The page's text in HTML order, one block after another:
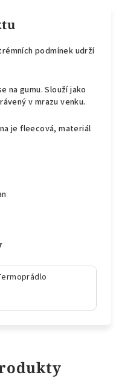
podmínek udrží
na gumu. Slouží jako
v mrazu venku.
je fleecová, materiál